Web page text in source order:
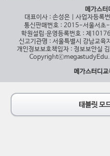
메가스터
대표이사 : 손성은 | 사업자등
통신판매번호 : 2015-서울서
학원설립∙운영등록번호 : 제
신고기관명 : 서울특별시 강남교
개인정보보호책임자 : 정보보안실
메가스터디교
태블릿 모